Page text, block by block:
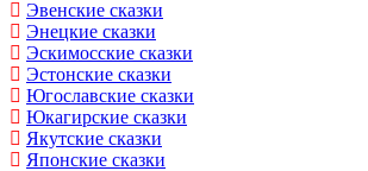
Эвенские сказки
Энецкие сказки
Эскимосские сказки
Эстонские сказки
Югославские сказки
Юкагирские сказки
Якутские сказки
Японские сказки